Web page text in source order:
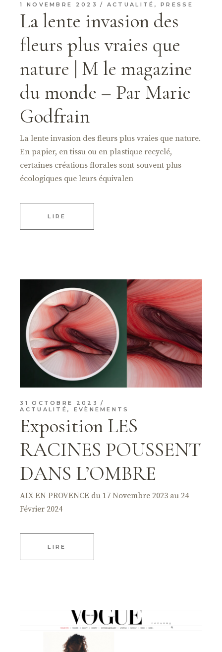
1 NOVEMBRE 2023 ACTUALITÉ ,PRESSE
La lente invasion des
fleurs plus vraies que
nature | M le magazine
du monde – Par Marie
Godfrain
La lente invasion des fleurs plus vraies que nature.
En papier, en tissu ou en plastique recyclé,
certaines créations florales sont souvent plus
écologiques que leurs équivalen
LIRE
31 OCTOBRE 2023
ACTUALITÉ, EVÈNEMENTS
Exposition LES
RACINES POUSSENT
DANS L’OMBRE
AIX EN PROVENCE du 17 Novembre 2023 au 24
Février 2024
LIRE